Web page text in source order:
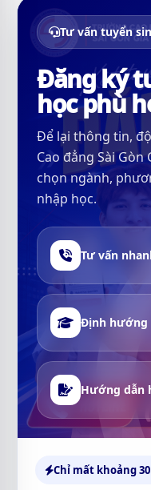
Tư vấn tuyển
Đăng ký
học phù
Để lại thông tin,
Cao đẳng Sài
chọn ngành,
nhập học.
Tư vấn
Định hướng
Hướng dẫn
Chỉ mất khoảng